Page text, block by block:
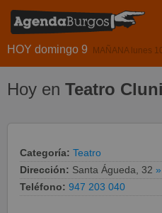
HOY domingo 9 MAÑANA lunes
Hoy en Teatro
Categoría: Teatro
Dirección: Santa Águeda, 32
Teléfono: 947 203 040